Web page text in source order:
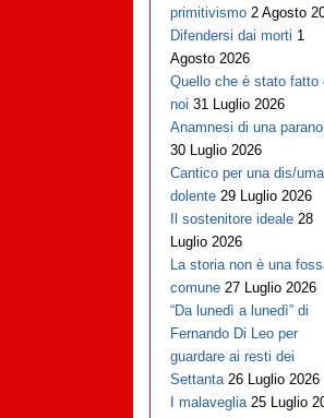
primitivismo 2 Agosto
Difendersi dai morti 1
Agosto 2026
Quello che è stato fatto
noi 31 Luglio 2026
Anamnesi di una
30 Luglio 2026
Cantico per una dis/
dolente 29 Luglio 2026
Il sostenitore ideale 28
Luglio 2026
La storia non è una
comune 27 Luglio 2026
“Da lunedì a lunedì” di
Fernando Di Leo per
guardare ai resti dei
Settanta 26 Luglio 2026
I malaveglia 25 Luglio